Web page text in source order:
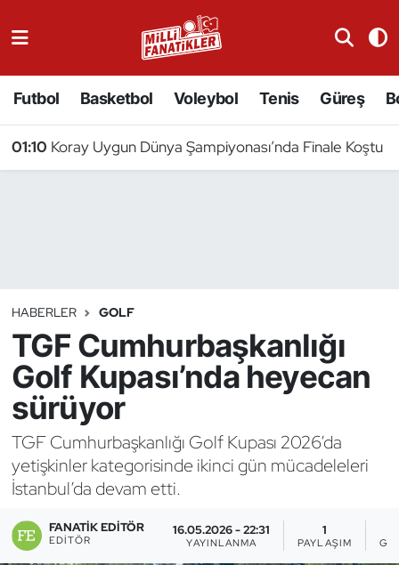
Futbol Basketbol Voleybol Tenis Güreş
01:10 Koray Uygun Dünya Şampiyonası’nda Finale Koştu
HABERLER GOLF
TGF Cumhurbaşkanlığı
Golf Kupası’nda heyecan
sürüyor
TGF Cumhurbaşkanlığı Golf Kupası 2026’da
yetişkinler kategorisinde ikinci gün mücadeleleri
İstanbul’da devam etti.
FANATIK EDITÖR
EDITÖR
16.05.2026 - 22:31
YAYINLANMA
1
PAYLAŞIM
Badminton
Binicilik
Bisiklet
Bocce Bowling Dart
Boks
Briç